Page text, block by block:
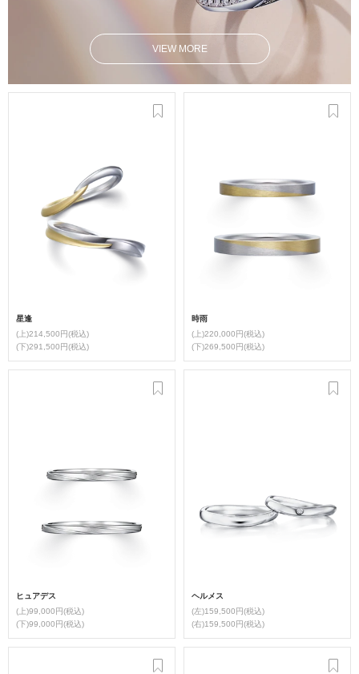
VIEW MORE
星逢
(上)214,500円(税込)
(下)291,500円(税込)
時雨
(上)220,000円(税込)
(下)269,500円(税込)
ヒュアデス
(上)99,000円(税込)
(下)99,000円(税込)
ヘルメス
(左)159,500円(税込)
(右)159,500円(税込)